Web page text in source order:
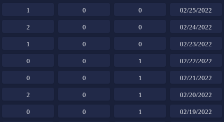
02/25/2022
0
0
1
02/24/2022
0
0
2
02/23/2022
0
0
1
02/22/2022
1
0
0
02/21/2022
1
0
0
02/20/2022
1
0
2
02/19/2022
1
0
0